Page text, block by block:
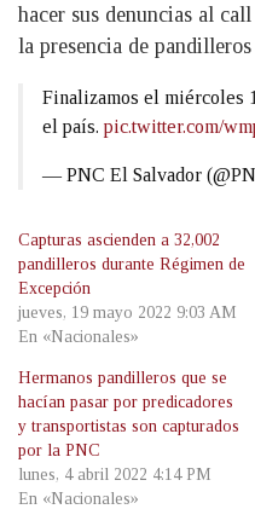
hacer sus denuncias al
la presencia de
Finalizamos el miércoles
el país. pic.twitter.com/
— PNC El Salvador
Capturas ascienden a 32,002
pandilleros durante Régimen de
Excepción
jueves, 19 mayo 2022 9:03 AM
En «Nacionales»
Hermanos pandilleros que se
hacían pasar por predicadores
y transportistas son capturados
por la PNC
lunes, 4 abril 2022 4:14 PM
En «Nacionales»